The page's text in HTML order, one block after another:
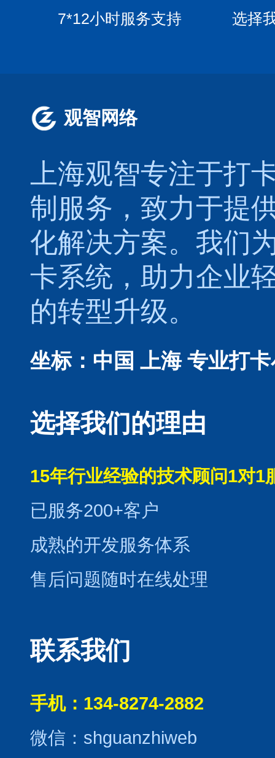
7*12小时服务支持 选择
观智网络
上海观智专注于打
制服务，致力于提
化解决方案。我们
卡系统，助力企业
的转型升级。
坐标：中国 上海 专业打
选择我们的理由
15年行业经验的技术顾问1对1
已服务200+客户
成熟的开发服务体系
售后问题随时在线处理
联系我们
手机：134-8274-2882
微信：shguanzhiweb